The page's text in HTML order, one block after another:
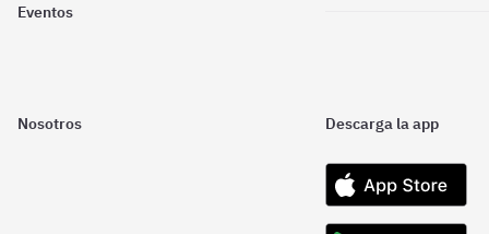
Eventos
Nosotros Descarga la app